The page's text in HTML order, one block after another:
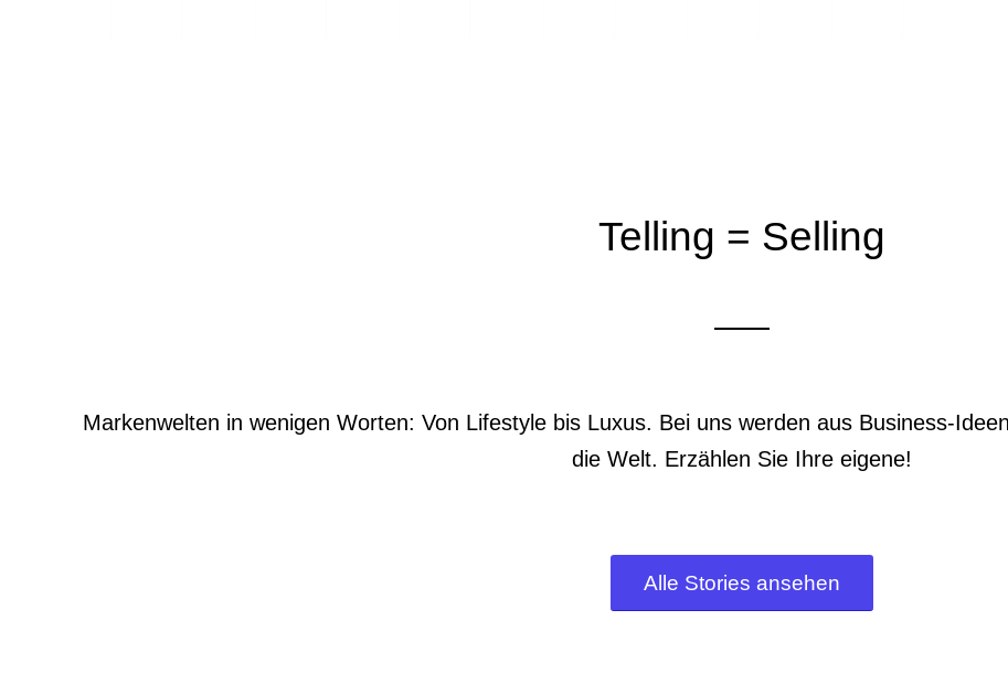
Telling = Selling
Markenwelten in wenigen Worten: Von Lifestyle bis Luxus. Bei uns werden aus Business-
die Welt. Erzählen Sie Ihre eigene!
Alle Stories ansehen